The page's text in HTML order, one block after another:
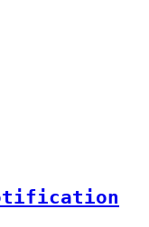
Notification